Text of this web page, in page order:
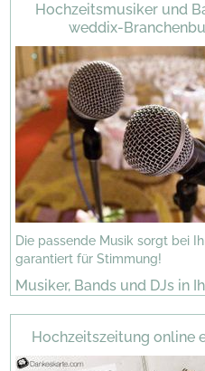
Hochzeitsmusiker und
weddix-
Die passende Musik sorgt bei
garantiert für Stimmung!
Musiker, Bands und DJs in
Hochzeitszeitung online